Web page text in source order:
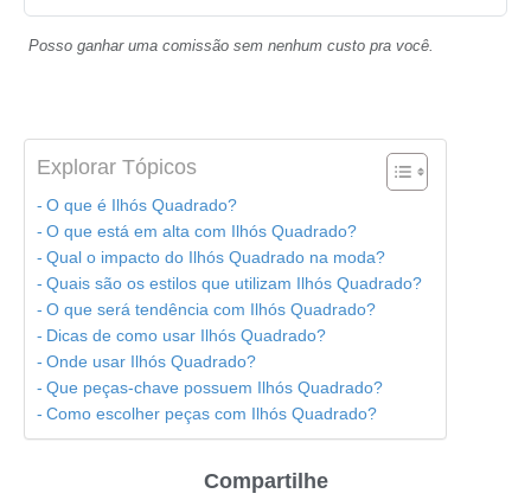
Posso ganhar uma comissão sem nenhum custo pra você.
Explorar Tópicos
O que é Ilhós Quadrado?
O que está em alta com Ilhós Quadrado?
Qual o impacto do Ilhós Quadrado na moda?
Quais são os estilos que utilizam Ilhós Quadrado?
O que será tendência com Ilhós Quadrado?
Dicas de como usar Ilhós Quadrado?
Onde usar Ilhós Quadrado?
Que peças-chave possuem Ilhós Quadrado?
Como escolher peças com Ilhós Quadrado?
Compartilhe